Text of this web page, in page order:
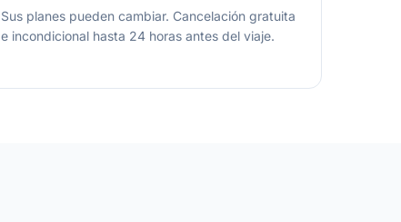
Sus planes pueden cambiar. Cancelación gratuita
e incondicional hasta 24 horas antes del viaje.